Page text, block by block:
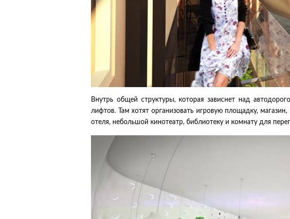
Внутрь общей структуры, которая зависнет над
лифтов. Там хотят организовать игровую площадку,
отеля, небольшой кинотеатр, библиотеку и комнату для